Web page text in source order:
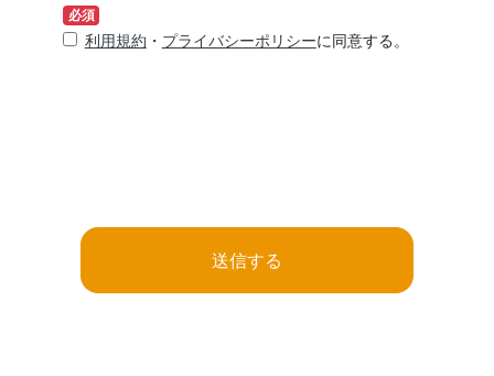
必須
利用規約 ・ プライバシーポリシーに同意する。